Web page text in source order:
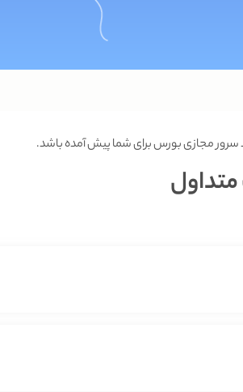
مجازی بورس برای شما پیش آمده باشد.